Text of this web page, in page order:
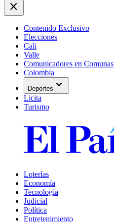
close
Contenido Exclusivo
Elecciones
Cali
Valle
Comunicadores en Comunas
Colombia
Deportes expand_more
Licita
Turismo
Loterías
Economía
Tecnología
Judicial
Política
Entretenimiento